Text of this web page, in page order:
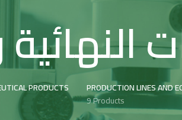
PRODUCTS
PRODUCTION LINES AND
9 Products